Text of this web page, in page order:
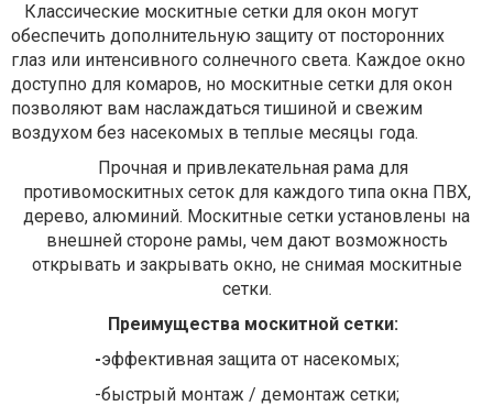
Классические москитные сетки для окон могут
обеспечить дополнительную защиту от посторонних
глаз или интенсивного солнечного света. Каждое окно
доступно для комаров, но москитные сетки для окон
позволяют вам наслаждаться тишиной и свежим
воздухом без насекомых в теплые месяцы года.
Прочная и привлекательная рама для
противомоскитных сеток для каждого типа окна ПВХ,
дерево, алюминий. Москитные сетки установлены на
внешней стороне рамы, чем дают возможность
открывать и закрывать окно, не снимая москитные
сетки.
Преимущества москитной сетки:
-эффективная защита от насекомых;
-быстрый монтаж / демонтаж сетки;